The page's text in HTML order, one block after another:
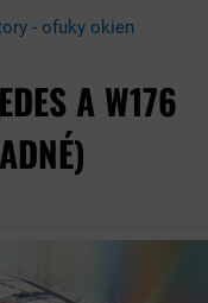
- ofuky okien
A W176